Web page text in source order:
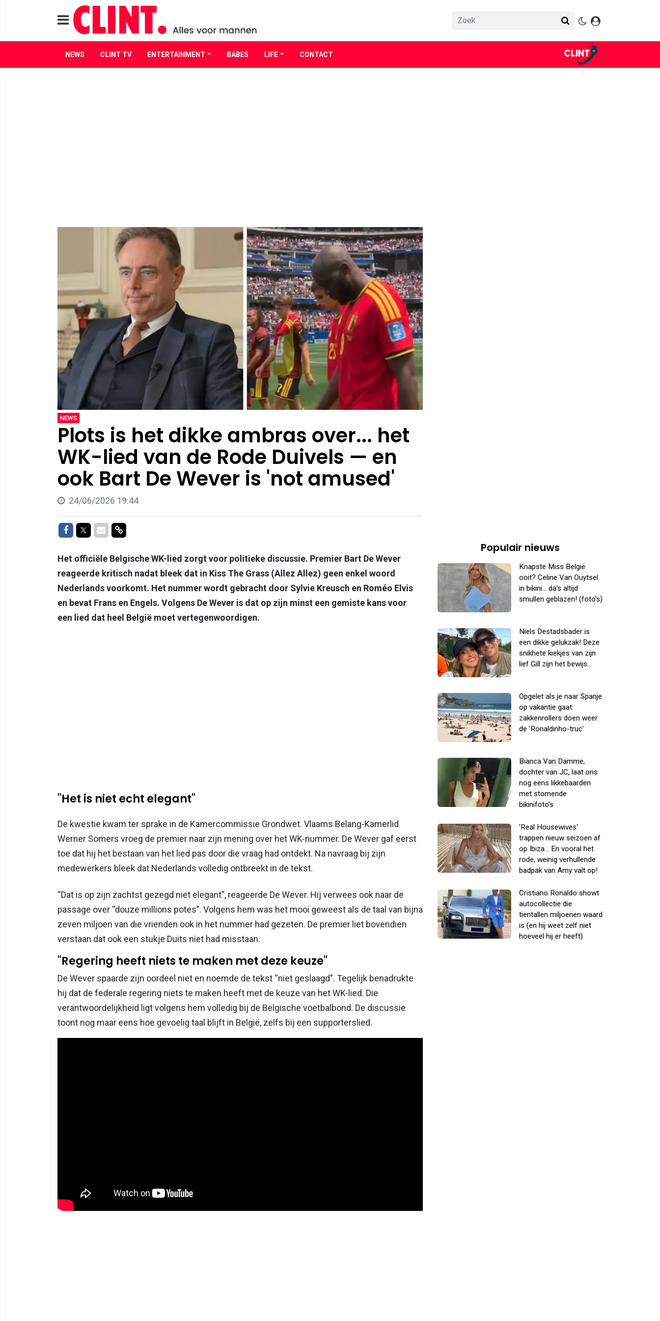
NEWS CLINT TV ENTERTAINMENT BABES LIFE CONTACT
NEWS
Plots is het dikke ambras over... het
WK-lied van de Rode Duivels — en
ook Bart De Wever is 'not amused'
24/06/2026 19:44
Delen op Facebook
Delen op Twitter
Delen via Mail
Delen via link
Het officiële Belgische WK-lied zorgt voor politieke discussie. Premier Bart De Wever
reageerde kritisch nadat bleek dat in Kiss The Grass (Allez Allez) geen enkel woord
Nederlands voorkomt. Het nummer wordt gebracht door Sylvie Kreusch en Roméo Elvis
en bevat Frans en Engels. Volgens De Wever is dat op zijn minst een gemiste kans voor
een lied dat heel België moet vertegenwoordigen.
"Het is niet echt elegant"
De kwestie kwam ter sprake in de Kamercommissie Grondwet. Vlaams Belang-Kamerlid
Werner Somers vroeg de premier naar zijn mening over het WK-nummer. De Wever gaf eerst
toe dat hij het bestaan van het lied pas door die vraag had ontdekt. Na navraag bij zijn
medewerkers bleek dat Nederlands volledig ontbreekt in de tekst.
“Dat is op zijn zachtst gezegd niet elegant”, reageerde De Wever. Hij verwees ook naar de
passage over “douze millions potes”. Volgens hem was het mooi geweest als de taal van bijna
zeven miljoen van die vrienden ook in het nummer had gezeten. De premier liet bovendien
verstaan dat ook een stukje Duits niet had misstaan.
"Regering heeft niets te maken met deze keuze"
De Wever spaarde zijn oordeel niet en noemde de tekst “niet geslaagd”. Tegelijk benadrukte
hij dat de federale regering niets te maken heeft met de keuze van het WK-lied. Die
verantwoordelijkheid ligt volgens hem volledig bij de Belgische voetbalbond. De discussie
toont nog maar eens hoe gevoelig taal blijft in België, zelfs bij een supporterslied.
Populair nieuws
Knapste Miss België
ooit? Celine Van Ouytsel
in bikini... da's altijd
smullen geblazen! (foto's)
Niels Destadsbader is
een dikke gelukzak! Deze
snikhete kiekjes van zijn
lief Gill zijn het bewijs...
Opgelet als je naar Spanje
op vakantie gaat:
zakkenrollers doen weer
de 'Ronaldinho-truc'
Bianca Van Damme,
dochter van JC, laat ons
nog eens likkebaarden
met stomende
bikinifoto's
'Real Housewives'
trappen nieuw seizoen af
op Ibiza... En vooral het
rode, weinig verhullende
badpak van Amy valt op!
Cristiano Ronaldo showt
autocollectie die
tientallen miljoenen waard
is (en hij weet zelf niet
hoeveel hij er heeft)